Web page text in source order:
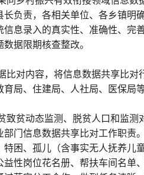
负责，各相关单位、各乡镇
息录入的真实性、准确性、
据限期核查整改。
比对内容，将信息数据共享比
局、住建局、人社局、医保局等
致贫动态监测、脱贫人口和监
门信息数据共享比对工作职
困、孤儿（含事实无人抚养
性岗位花名册、帮扶车间名单